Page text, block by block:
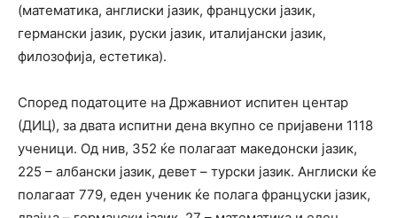
(математика, англиски јазик, француски јазик,
германски јазик, руски јазик, италијански јазик,
филозофија, естетика).
Според податоците на Државниот испитен центар
(ДИЦ), за двата испитни дена вкупно се пријавени 1118
ученици. Од нив, 352 ќе полагаат македонски јазик,
225 – албански јазик, девет – турски јазик. Англиски ќе
полагаат 779, еден ученик ќе полага француски јазик,